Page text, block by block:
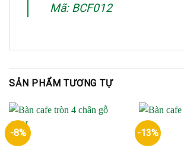
Mã: BCF012
SẢN PHẨM TƯƠNG TỰ
-8% -13%